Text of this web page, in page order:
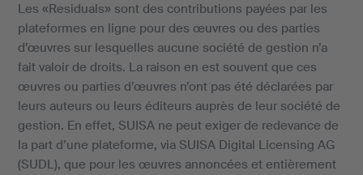
Les «Residuals» sont des contributions payées par les
plateformes en ligne pour des œuvres ou des parties
d’œuvres sur lesquelles aucune société de gestion n’a
fait valoir de droits. La raison en est souvent que ces
œuvres ou parties d’œuvres n’ont pas été déclarées par
leurs auteurs ou leurs éditeurs auprès de leur société de
gestion. En effet, SUISA ne peut exiger de redevance de
la part d’une plateforme, via SUISA Digital Licensing AG
(SUDL), que pour les œuvres annoncées et entièrement